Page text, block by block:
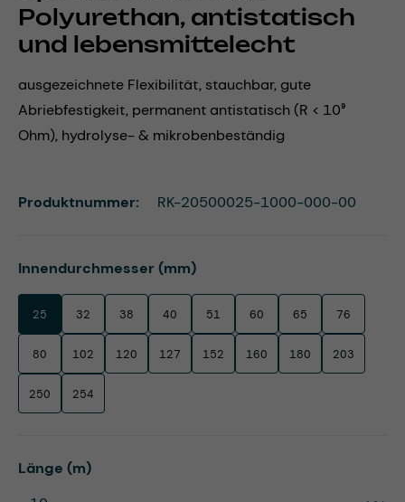
Polyurethan, antistatisch
und lebensmittelecht
ausgezeichnete Flexibilität, stauchbar, gute
Abriebfestigkeit, permanent antistatisch (R < 10⁹
Ohm), hydrolyse- & mikrobenbeständig
Innendurchmesser (mm)auswählen
25 32 38 40 51 60 65 76
80 102 120 127 152 160 180 203
250 254
Länge (m)auswählen
Produktnummer: RK-20500025-1000-000-00